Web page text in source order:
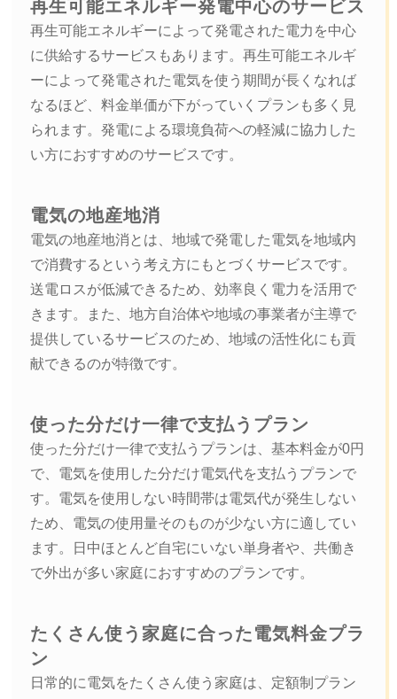
再生可能エネルギー発電中心のサービス
再生可能エネルギーによって発電された電力を中心
に供給するサービスもあります。再生可能エネルギ
ーによって発電された電気を使う期間が長くなれば
なるほど、料金単価が下がっていくプランも多く見
られます。発電による環境負荷への軽減に協力した
い方におすすめのサービスです。
電気の地産地消
電気の地産地消とは、地域で発電した電気を地域内
で消費するという考え方にもとづくサービスです。
送電ロスが低減できるため、効率良く電力を活用で
きます。また、地方自治体や地域の事業者が主導で
提供しているサービスのため、地域の活性化にも貢
献できるのが特徴です。
使った分だけ一律で支払うプラン
使った分だけ一律で支払うプランは、基本料金が0円
で、電気を使用した分だけ電気代を支払うプランで
す。電気を使用しない時間帯は電気代が発生しない
ため、電気の使用量そのものが少ない方に適してい
ます。日中ほとんど自宅にいない単身者や、共働き
で外出が多い家庭におすすめのプランです。
たくさん使う家庭に合った電気料金プラ
ン
日常的に電気をたくさん使う家庭は、定額制プラン